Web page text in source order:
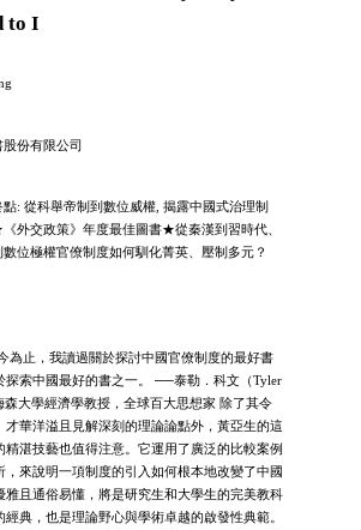
to I
份有限公司
: 從科舉帝制到數位威權, 揭露中國式治理制
外交政策》年度最佳圖書★從秦漢到習時代、
位極權官僚制度如何馴化菁英、壓制多元？
為止，我讀過關於探討中國官僚制度的最好書
探索中國最好的書之一。 ──泰勒．科文（Tyler
森大學經濟學教授，全球百大思想家 除了其令
才華洋溢且見解深刻的理論論點外，黃亞生的這
精湛技藝也值得注意。它運用了廣泛的比較案例
，來說明一項制度的引入如何根本地改變了中國
雅且通俗易懂，將是研究生和大學生的完美教科
典，也是理論野心與學術卓越的啟發性典範。